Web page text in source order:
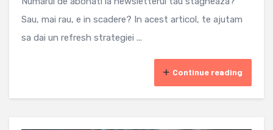
Sau, mai rau, e in scadere? In acest articol, te ajutam
sa dai un refresh strategiei ...
Continue reading